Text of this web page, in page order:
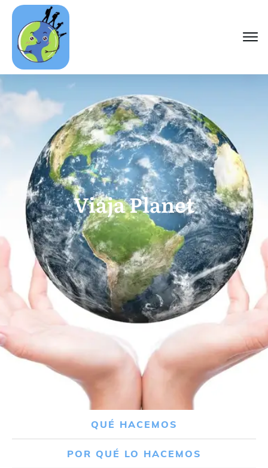
Viaja Planet
QUÉ HACEMOS
POR QUÉ LO HACEMOS